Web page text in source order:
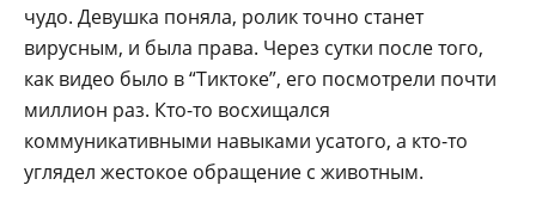
чудо. Девушка поняла, ролик точно станет
вирусным, и была права. Через сутки после того,
как видео было в “Тиктоке”, его посмотрели почти
миллион раз. Кто-то восхищался
коммуникативными навыками усатого, а кто-то
углядел жестокое обращение с животным.